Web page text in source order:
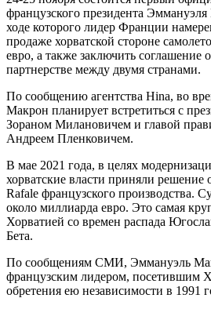
французского президента
ходе которого лидер Франции
продаже хорватской стороне
евро, а также заключить соглашение
партнерстве между двумя странами.
По сообщению агентства Hina, во
Макрон планирует встретиться с
Зораном Милановичем и главой
Андреем Пленковичем.
В мае 2021 года, в целях
хорватские власти приняли решение
Rafale французского производства.
около миллиарда евро. Это самая
Хорватией со времен распада
Бета.
По сообщениям СМИ, Эммануэль
французским лидером, посетившим
обретения ею независимости в 1991